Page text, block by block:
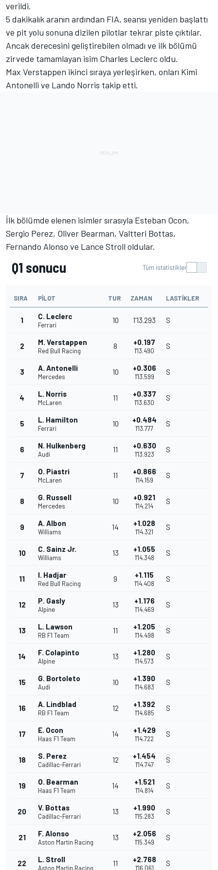
verildi.
5 dakikalık aranın ardından FIA, seansı yeniden başlattı
ve pit yolu sonuna dizilen pilotlar tekrar piste çıktılar.
Ancak derecesini geliştirebilen olmadı ve ilk bölümü
zirvede tamamlayan isim Charles Leclerc oldu.
Max Verstappen ikinci sıraya yerleşirken, onları Kimi
Antonelli ve Lando Norris takip etti.
İlk bölümde elenen isimler sırasıyla Esteban Ocon,
Sergio Perez, Oliver Bearman, Valtteri Bottas,
Fernando Alonso ve Lance Stroll oldular.
Q1 sonucu Tüm istatistikler
SIRA PILOT TUR ZAMAN LASTIKLER
1 C. Leclerc
Ferrari
10 1'13.293 S
2 M. Verstappen
Red Bull Racing
8 +0.197
1'13.490
S
3 A. Antonelli
Mercedes
10 +0.306
1'13.599
S
4 L. Norris
McLaren
11 +0.337
1'13.630
S
5 L. Hamilton
Ferrari
10 +0.484
1'13.777
S
6 N. Hulkenberg
Audi
11 +0.630
1'13.923
S
7 O. Piastri
McLaren
11 +0.866
1'14.159
S
8 G. Russell
Mercedes
10 +0.921
1'14.214
S
9 A. Albon
Williams
14 +1.028
1'14.321
S
10 C. Sainz Jr.
Williams
13 +1.055
1'14.348
S
11 I. Hadjar
Red Bull Racing
9 +1.115
1'14.408
S
12 P. Gasly
Alpine
13 +1.176
1'14.469
S
13 L. Lawson
RB F1 Team
11 +1.205
1'14.498
S
14 F. Colapinto
Alpine
13 +1.280
1'14.573
S
15 G. Bortoleto
Audi
10 +1.390
1'14.683
S
16 A. Lindblad
RB F1 Team
12 +1.392
1'14.685
S
17 E. Ocon
Haas F1 Team
14 +1.429
1'14.722
S
18 S. Perez
Cadillac-Ferrari
12 +1.454
1'14.747
S
19 O. Bearman
Haas F1 Team
14 +1.521
1'14.814
S
20 V. Bottas
Cadillac-Ferrari
13 +1.990
1'15.283
S
21 F. Alonso
Aston Martin Racing
13 +2.056
1'15.349
S
22 L. Stroll
Aston Martin Racing
11 +2.768
1'16.061
S